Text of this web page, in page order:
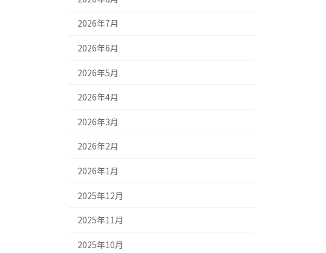
2026年7月
2026年6月
2026年5月
2026年4月
2026年3月
2026年2月
2026年1月
2025年12月
2025年11月
2025年10月